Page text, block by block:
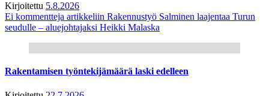
Kirjoitettu 5.8.2026
Ei kommentteja artikkeliin Rakennustyö Salminen laajentaa Turun
seudulle – aluejohtajaksi Heikki Malaska
Rakentamisen työntekijämäärä laski edelleen